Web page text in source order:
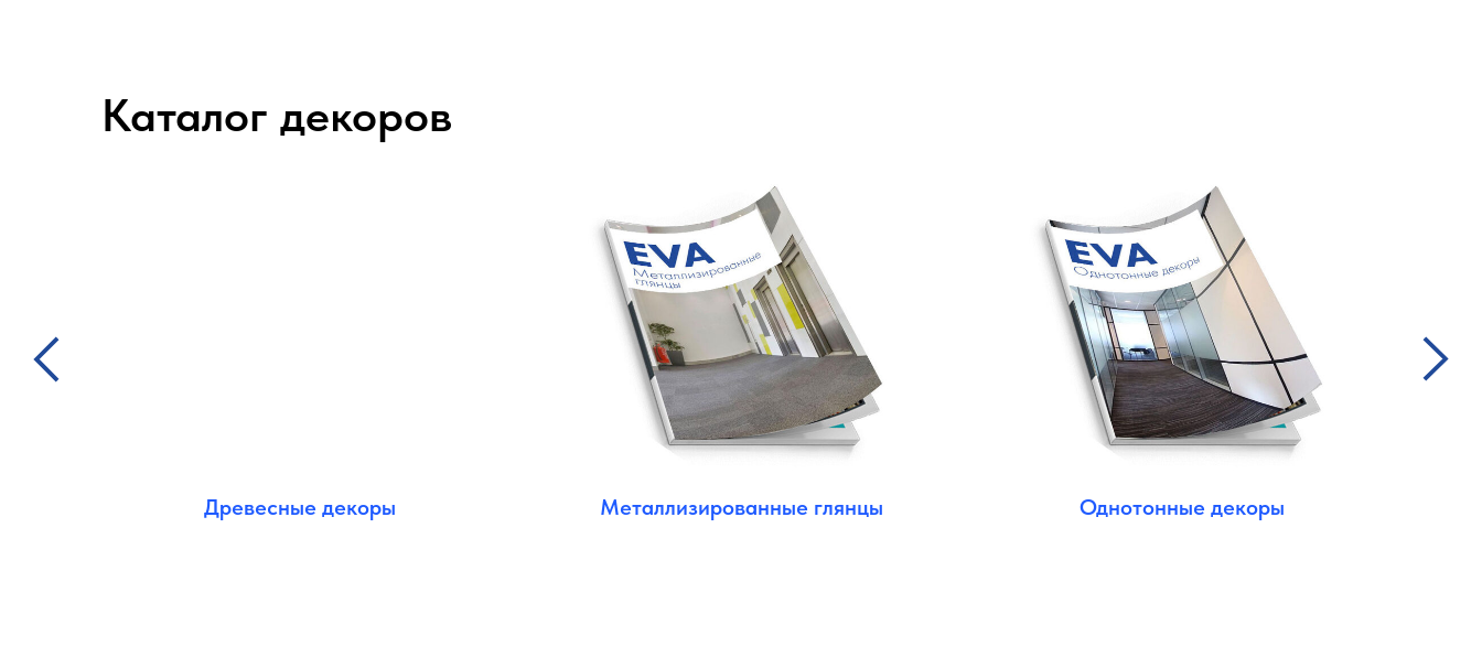
Каталог декоров
Древесные декоры Металлизированные глянцы Однотонные декоры